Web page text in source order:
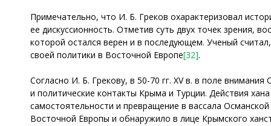
Примечательно, что И. Б. Греков охарактеризовал
ее дискуссионность. Отметив суть двух точек зрения,
которой остался верен и в последующем. Ученый
своей политики в Восточной Европе[32].
Согласно И. Б. Грекову, в 50-70 гг. XV в. в поле
и политические контакты Крыма и Турции. Действия
самостоятельности и превращение в вассала
Восточной Европы и обнаружило в лице Крымского